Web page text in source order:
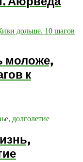
моложе,
к